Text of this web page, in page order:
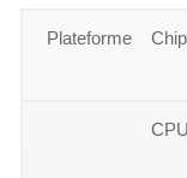
Plateforme
CPU